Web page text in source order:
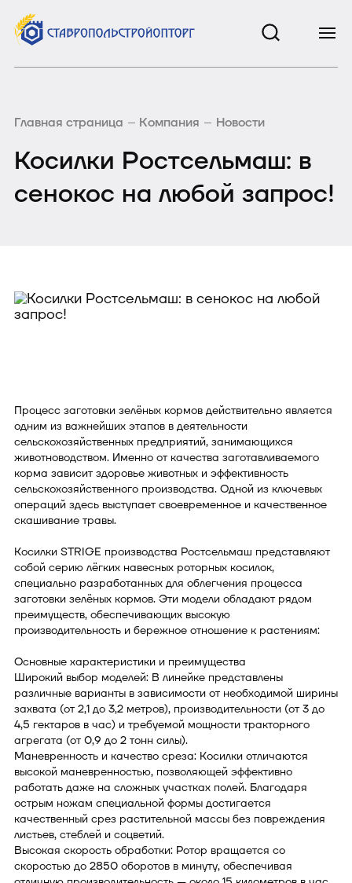
Главная страница Компания Новости
Косилки Ростсельмаш: в
сенокос на любой запрос!
Процесс заготовки зелёных кормов действительно является
одним из важнейших этапов в деятельности
сельскохозяйственных предприятий, занимающихся
животноводством. Именно от качества заготавливаемого
корма зависит здоровье животных и эффективность
сельскохозяйственного производства. Одной из ключевых
операций здесь выступает своевременное и качественное
скашивание травы.
Косилки STRIGE производства Ростсельмаш представляют
собой серию лёгких навесных роторных косилок,
специально разработанных для облегчения процесса
заготовки зелёных кормов. Эти модели обладают рядом
преимуществ, обеспечивающих высокую
производительность и бережное отношение к растениям:
Основные характеристики и преимущества
Широкий выбор моделей: В линейке представлены
различные варианты в зависимости от необходимой ширины
захвата (от 2,1 до 3,2 метров), производительности (от 3 до
4,5 гектаров в час) и требуемой мощности тракторного
агрегата (от 0,9 до 2 тонн силы).
Маневренность и качество среза: Косилки отличаются
высокой маневренностью, позволяющей эффективно
работать даже на сложных участках полей. Благодаря
острым ножам специальной формы достигается
качественный срез растительной массы без повреждения
листьев, стеблей и соцветий.
Высокая скорость обработки: Ротор вращается со
скоростью до 2850 оборотов в минуту, обеспечивая